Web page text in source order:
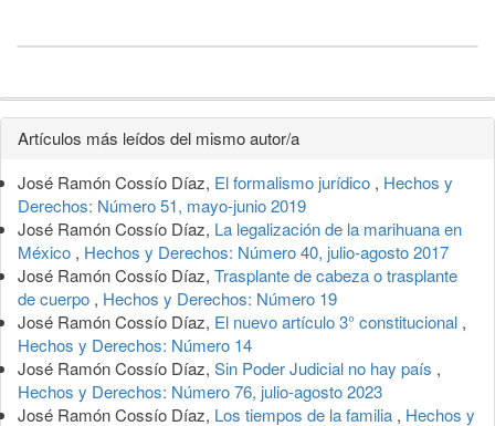
Detalles
del
artículo
Artículos más leídos del mismo autor/a
José Ramón Cossío Díaz, El formalismo jurídico , Hechos y
Derechos: Número 51, mayo-junio 2019
José Ramón Cossío Díaz, La legalización de la marihuana en
México , Hechos y Derechos: Número 40, julio-agosto 2017
José Ramón Cossío Díaz, Trasplante de cabeza o trasplante
de cuerpo , Hechos y Derechos: Número 19
José Ramón Cossío Díaz, El nuevo artículo 3° constitucional ,
Hechos y Derechos: Número 14
José Ramón Cossío Díaz, Sin Poder Judicial no hay país ,
Hechos y Derechos: Número 76, julio-agosto 2023
José Ramón Cossío Díaz, Los tiempos de la familia , Hechos y